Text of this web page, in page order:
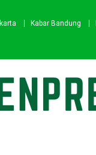
Kabar Bandung